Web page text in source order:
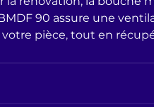
90 assure une
pièce, tout en